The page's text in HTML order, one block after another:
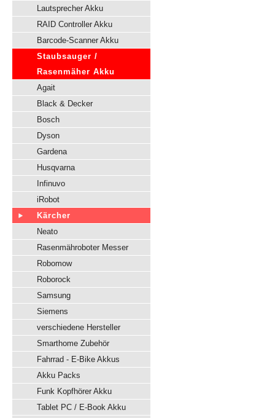
Lautsprecher Akku
RAID Controller Akku
Barcode-Scanner Akku
Staubsauger /
Rasenmäher Akku
Agait
Black & Decker
Bosch
Dyson
Gardena
Husqvarna
Infinuvo
iRobot
Kärcher
Neato
Rasenmähroboter Messer
Robomow
Roborock
Samsung
Siemens
verschiedene Hersteller
Smarthome Zubehör
Fahrrad - E-Bike Akkus
Akku Packs
Funk Kopfhörer Akku
Tablet PC / E-Book Akku